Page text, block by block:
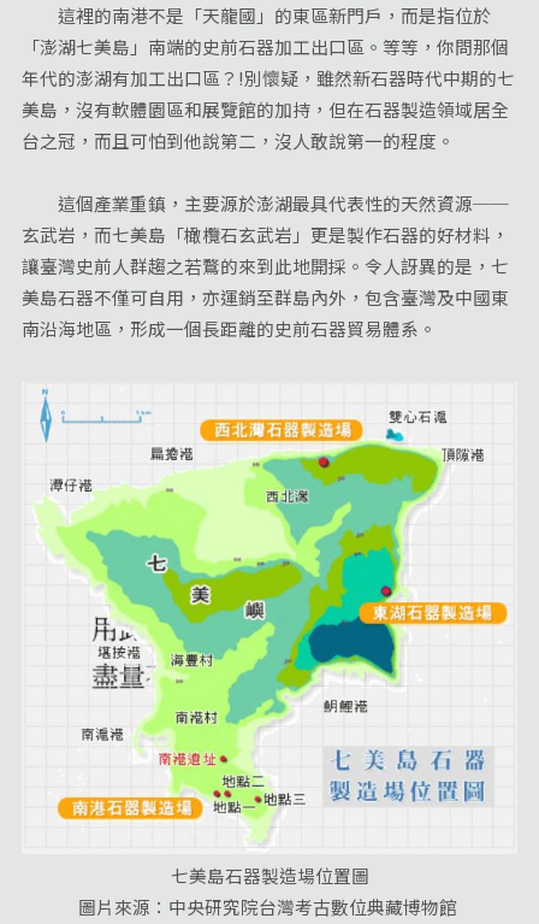
這裡的南港不是「天龍國」的東區新門戶，而是指位於
「澎湖七美島」南端的史前石器加工出口區。等等，你問那個
年代的澎湖有加工出口區？!別懷疑，雖然新石器時代中期的七
美島，沒有軟體園區和展覽館的加持，但在石器製造領域居全
台之冠，而且可怕到他說第二，沒人敢說第一的程度。
這個產業重鎮，主要源於澎湖最具代表性的天然資源──
玄武岩，而七美島「橄欖石玄武岩」更是製作石器的好材料，
讓臺灣史前人群趨之若鶩的來到此地開採。令人訝異的是，七
美島石器不僅可自用，亦運銷至群島內外，包含臺灣及中國東
南沿海地區，形成一個長距離的史前石器貿易體系。
七美島石器製造場位置圖
圖片來源：中央研究院台灣考古數位典藏博物館